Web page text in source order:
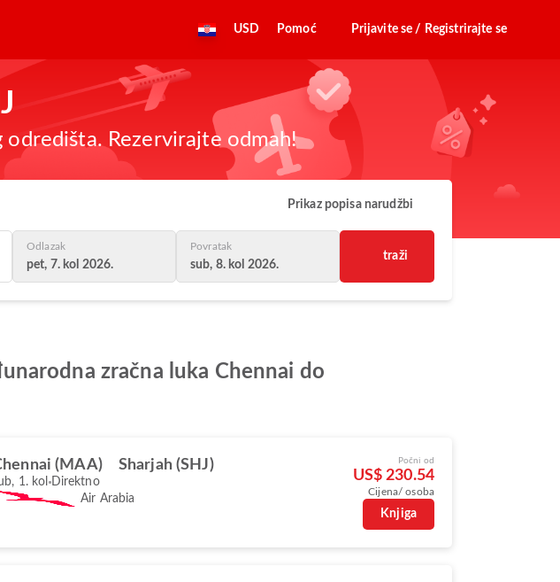
USD Pomoć Prijavite se / Registrirajte se
Rezervirajte odmah!
Prikaz popisa narudžbi
Odlazak
pet, 7. kol 2026.
Povratak
sub, 8. kol 2026.
traži
zračna luka Chennai do
(MAA) Sharjah (SHJ)
1. kol Direktno
Air Arabia
Počni od
US$ 230.54
Cijena/ osoba
Knjiga